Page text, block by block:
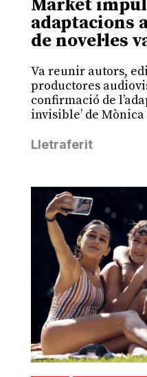
Market
adaptacions
de novel·les
Va reunir autors,
productores
confirmació de
invisible’ de
Lletraferit